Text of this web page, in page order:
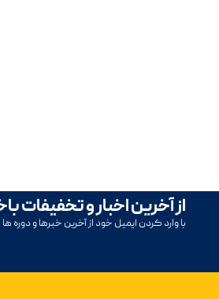
از آخرین اخبار و تخفیفات
با وارد کردن ایمیل خود از آخرین خبرها و دوره